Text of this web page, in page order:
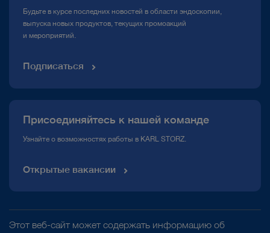
Медиатека
Будьте в курсе последних новостей в области эндоскопии,
выпуска новых продуктов, текущих промоакций
и мероприятий.
Подписаться
Присоединяйтесь к нашей команде
Узнайте о возможностях работы в KARL STORZ.
Открытые вакансии
Этот веб-сайт может содержать информацию об